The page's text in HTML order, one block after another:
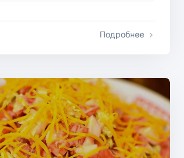
Подробнее